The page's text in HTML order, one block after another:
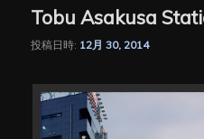
Tobu Asakusa
投稿日時: 12月 30, 2014